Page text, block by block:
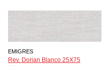
EMIGRES
Rev. Dorian Blanco 25X75